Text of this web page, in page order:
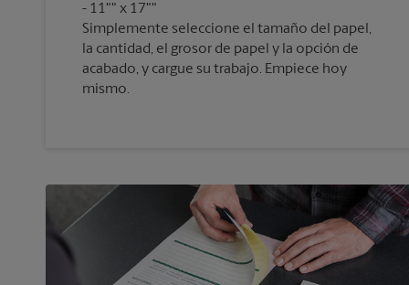
11"" x 17""
Simplemente seleccione el tamaño del papel,
la cantidad, el grosor de papel y la opción de
acabado, y cargue su trabajo. Empiece hoy
mismo.